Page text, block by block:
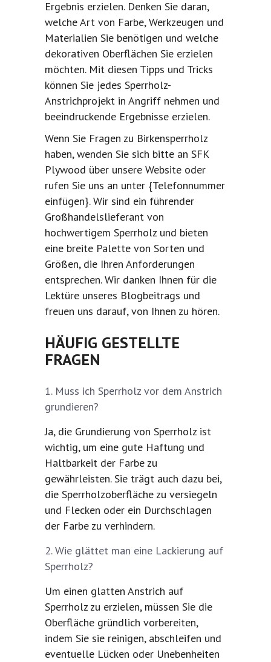
Ergebnis erzielen. Denken Sie daran,
welche Art von Farbe, Werkzeugen und
Materialien Sie benötigen und welche
dekorativen Oberflächen Sie erzielen
möchten. Mit diesen Tipps und Tricks
können Sie jedes Sperrholz-
Anstrichprojekt in Angriff nehmen und
beeindruckende Ergebnisse erzielen.
Wenn Sie Fragen zu Birkensperrholz
haben, wenden Sie sich bitte an SFK
Plywood über unsere Website oder
rufen Sie uns an unter {Telefonnummer
einfügen}. Wir sind ein führender
Großhandelslieferant von
hochwertigem Sperrholz und bieten
eine breite Palette von Sorten und
Größen, die Ihren Anforderungen
entsprechen. Wir danken Ihnen für die
Lektüre unseres Blogbeitrags und
freuen uns darauf, von Ihnen zu hören.
HÄUFIG GESTELLTE
FRAGEN
Muss ich Sperrholz vor dem Anstrich
grundieren?
Ja, die Grundierung von Sperrholz ist
wichtig, um eine gute Haftung und
Haltbarkeit der Farbe zu
gewährleisten. Sie trägt auch dazu bei,
die Sperrholzoberfläche zu versiegeln
und Flecken oder ein Durchschlagen
der Farbe zu verhindern.
Wie glättet man eine Lackierung auf
Sperrholz?
Um einen glatten Anstrich auf
Sperrholz zu erzielen, müssen Sie die
Oberfläche gründlich vorbereiten,
indem Sie sie reinigen, abschleifen und
eventuelle Lücken oder Unebenheiten